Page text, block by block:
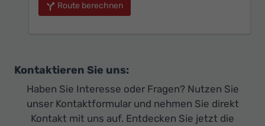
Route berechnen
Kontaktieren Sie uns:
Haben Sie Interesse oder Fragen? Nutzen Sie
unser Kontaktformular und nehmen Sie direkt
Kontakt mit uns auf. Entdecken Sie jetzt die